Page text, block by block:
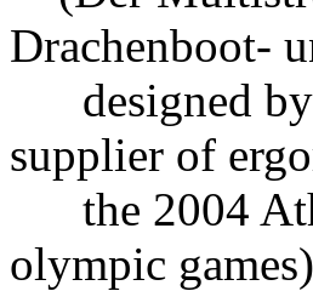
Drachenboot-
designed by
supplier of
the 2004
olympic games)